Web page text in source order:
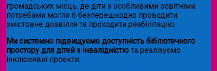
громадських місць, де діти з особливими освітніми
потребами могли б безперешкодно проводити
змістовне дозвілля та проходити реабілітацію.
Ми системно підвищуємо доступність бібліотечного
простору для дітей з інвалідністю та реалізуємо
інклюзивні проекти: